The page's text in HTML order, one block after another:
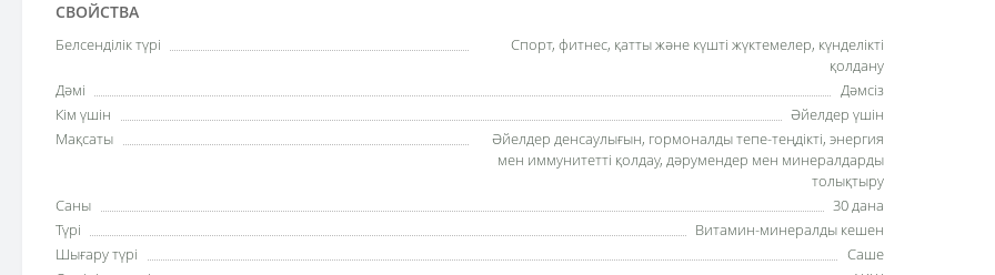
СВОЙСТВА
Белсенділік түрі
Спорт, фитнес, қатты және күшті жүктемелер, күнделікті
қолдану
Дәмі
Дәмсіз
Кім үшін
Әйелдер үшін
Мақсаты
Әйелдер денсаулығын, гормоналды тепе-теңдікті, энергия
мен иммунитетті қолдау, дәрумендер мен минералдарды
толықтыру
Саны
30 дана
Түрі
Витамин-минералды кешен
Шығару түрі
Саше